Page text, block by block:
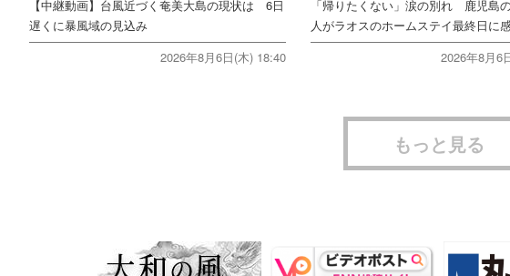
【中継動画】台風近づく奄美大島の現状は 6日
遅くに暴風域の見込み
2026年8月6日(木) 18:40
「帰りたくない」涙の別れ 鹿児島
人がラオスのホームステイ最終日に
2026年8月6
もっと見る